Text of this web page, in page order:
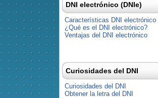
DNI electrónico (DNIe)
Características DNI electrónico
¿Qué es el DNI electrónico?
Ventajas del DNI electrónico
Curiosidades del DNI
Curiosidades del DNI
Obtener la letra del DNI